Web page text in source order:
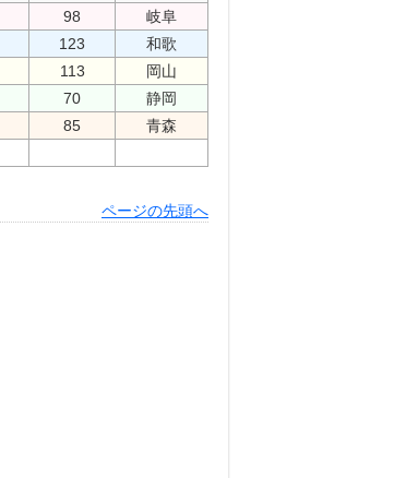
98
岐阜
123
和歌
113 岡山
70
静岡
85
青森
ページの先頭へ